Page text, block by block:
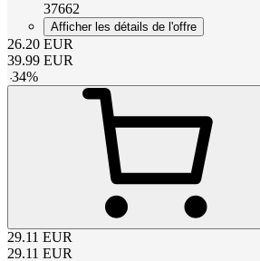
37662
Afficher les détails de l'offre
26.20 EUR
39.99 EUR
-34%
29.11 EUR
29.11 EUR